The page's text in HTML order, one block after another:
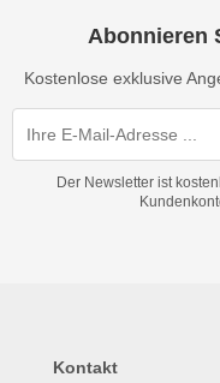
Abonnieren
Kostenlose exklusive
Der Newsletter ist
Kontakt